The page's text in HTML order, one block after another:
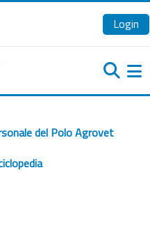
Login
del Polo Agrovet